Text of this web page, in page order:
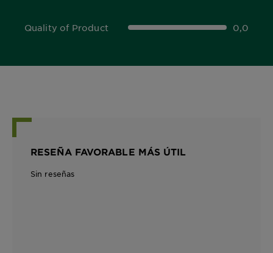
Quality of Product
0,0 out of 5 stars 0,0
RESEÑA FAVORABLE MÁS ÚTIL
Sin reseñas